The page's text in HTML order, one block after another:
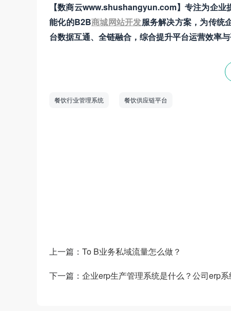
【数商云www.shushangyun.com】专注为企业
能化的B2B商城网站开发服务解决方案，为传统
台数据互通、全链融合，综合提升平台运营效率与
餐饮行业管理系统 餐饮供应链平台
上一篇： To B业务私域流量怎么做？
下一篇： 企业erp生产管理系统是什么？公司erp系